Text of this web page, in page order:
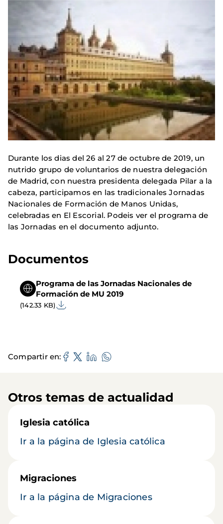
Durante los dias del 26 al 27 de octubre de 2019, un
nutrido grupo de voluntarios de nuestra delegación
de Madrid, con nuestra presidenta delegada Pilar a la
cabeza, participamos en las tradicionales Jornadas
Nacionales de Formación de Manos Unidas,
celebradas en El Escorial. Podeis ver el programa de
las Jornadas en el documento adjunto.
Documentos
Programa de las Jornadas Nacionales de
Formación de MU 2019
(142.33 KB)
Compartir en
Otros temas de actualidad
Iglesia católica
Ir a la página de Iglesia católica
Migraciones
Ir a la página de Migraciones